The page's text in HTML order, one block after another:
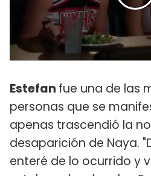
Estefan fue una de las
personas que se
apenas trascendió la
desaparición de Naya.
enteré de lo ocurrido y